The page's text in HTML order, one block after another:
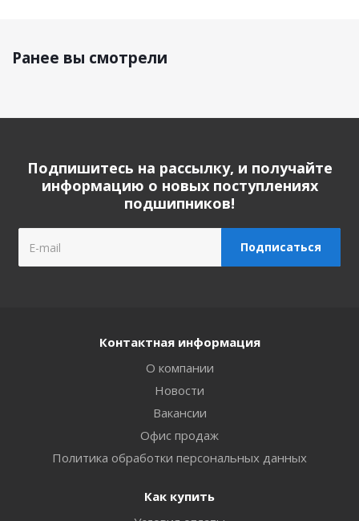
Ранее вы смотрели
Подпишитесь на рассылку, и получайте
информацию о новых поступлениях
подшипников!
Контактная информация
О компании
Новости
Вакансии
Офис продаж
Политика обработки персональных данных
Как купить